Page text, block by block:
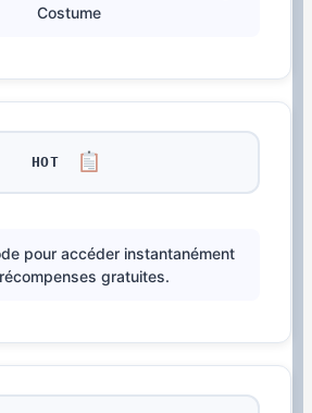
Costume
HOT
pour accéder instantanément
gratuites.